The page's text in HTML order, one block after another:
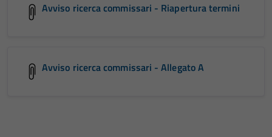
Avviso ricerca commissari - Riapertura termini
Avviso ricerca commissari - Allegato A